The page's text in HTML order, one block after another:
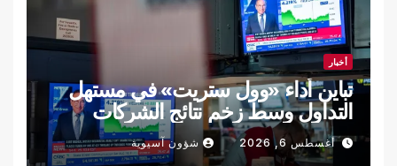
أخبار
تباين أداء «وول ستريت» في مستهل
التداول وسط زخم نتائج الشركات
أغسطس 6, 2026 شؤون آسيوية